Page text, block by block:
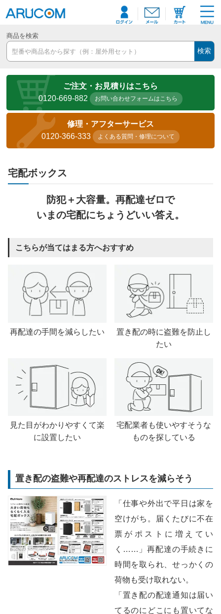
商品を検索
検索
ご注文・お見積りはこちら
0120-669-882
お問い合わせフォームはこちら
修理・アフターサービス
0120-366-333
よくある質問・修理について
宅配ボックス
防犯＋大容量。再配達ゼロで
いまの宅配にちょうどいい答え。
こちらが当てはまる方へおすすめ
再配達の手間を減らしたい
置き配の時に盗難を防止し
たい
見た目がわかりやすくて楽
に設置したい
宅配業者も使いやすそうな
ものを探している
置き配の盗難や再配達のストレスを減らそう
「仕事や外出で平日は家を
空けがち。届くたびに不在
票がポストに増えてい
く……」再配達の手続きに
時間を取られ、せっかくの
荷物も受け取れない。
「置き配の配達通知は届い
てるのにどこにも置いてな